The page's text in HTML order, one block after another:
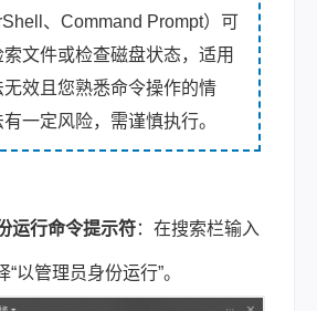
、Command Prompt）可
文件或检查磁盘状态，适用
效且您熟悉命令操作的情
一定风险，需谨慎执行。
运行命令提示符：在搜索栏输入
“以管理员身份运行”。